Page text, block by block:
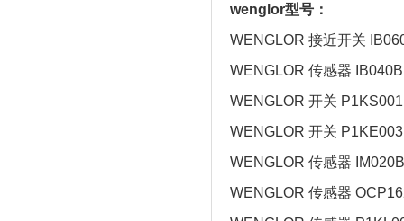
wenglor型号：
WENGLOR 接近开关
WENGLOR 传感器
WENGLOR 开关 P1KS001
WENGLOR 开关 P1KE003
WENGLOR 传感器
WENGLOR 传感器